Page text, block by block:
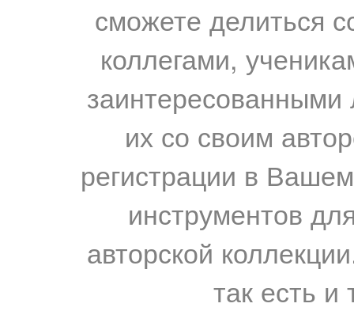
сможете делиться
коллегами,
их со своим
регистрации в
инструментов
авторской
так есть и